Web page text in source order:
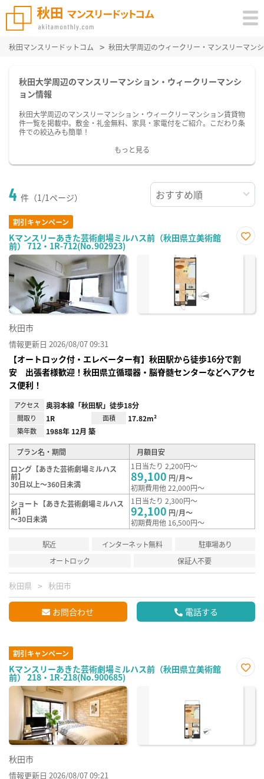
秋田マンスリードットコム 秋田大学周辺のウィークリー・マンスリーマン
秋田大学周辺のマンスリーマンション・ウィークリーマンシ
ョン情報
秋田大学周辺のマンスリーマンション・ウィークリーマンション賃貸物
件一覧を掲載中。敷金・礼金無料、家具・家電付をご紹介。こだわり条
件での絞込みも簡単！
もっと見る
4 件（1/1ページ）
割引キャンペーン
Kマンスリーあきた芸術劇場ミルハス前（秋田県立美術館
前） 712・1R-712(No.902923)
に入
秋田市
情報更新日 2026/08/07 09:31
【オートロック付・エレベーター有】秋田駅から徒歩16分で割
安 出張者様歓迎！秋田県立循環器・脳脊髄センターなどへアクセ
ス便利！
アクセス 奥羽本線「秋田駅」徒歩18分
間取り 1R 面積 17.82m²
築年数 1988年 12月 築
プラン名・期間
月額目安
ロング【あきた芸術劇場ミルハス
前】
30日以上～360日未満
1日当たり 2,200円～
89,100 円/月～
初期費用他 22,000円～
ショート【あきた芸術劇場ミルハス
前】
～30日未満
1日当たり 2,300円～
92,100 円/月～
初期費用他 16,500円～
駅近 インターネット無料
駐車場あり
オートロック
保証人不要
秋田県 秋田市
お問合わせ 電話する
割引キャンペーン
Kマンスリーあきた芸術劇場ミルハス前（秋田県立美術館
前） 218・1R-218(No.900685)
に入
秋田市
情報更新日 2026/08/07 09:21